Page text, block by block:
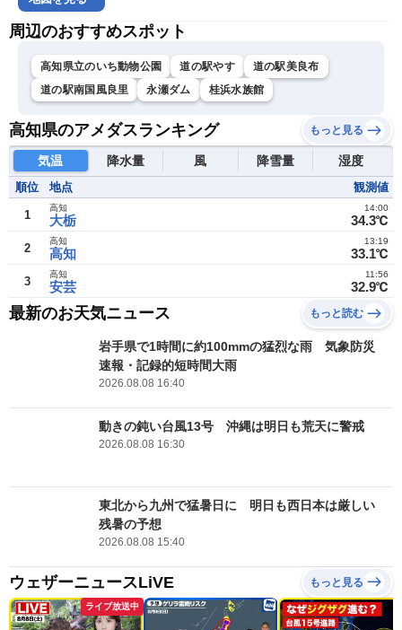
周辺のおすすめスポット
高知県立のいち動物公園 道の駅やす
道の駅美良布
道の駅南国風良里
永瀬ダム 桂浜水族館
高知県のアメダスランキング もっと見る
気温 降水量 風 降雪量 湿度
順位 地点 観測値
1 大栃
高知
34.3℃
14:00
2 高知
高知
33.1℃
13:19
3 安芸
高知
32.9℃
11:56
最新のお天気ニュース もっと読む
岩手県で1時間に約100mmの猛烈な雨 気象防災
速報・記録的短時間大雨
2026.08.08 16:40
動きの鈍い台風13号 沖縄は明日も荒天に警戒
2026.08.08 16:30
東北から九州で猛暑日に 明日も西日本は厳しい
残暑の予想
2026.08.08 15:40
ウェザーニュースLiVE もっと見る
ライブ放送中